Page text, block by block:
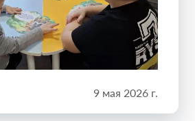
9 мая 2026 г.